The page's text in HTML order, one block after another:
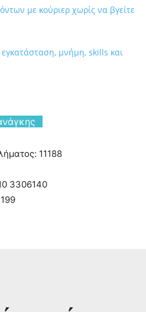
με κούριερ χωρίς να βγείτε
μνήμη, skills και
11188
3306140